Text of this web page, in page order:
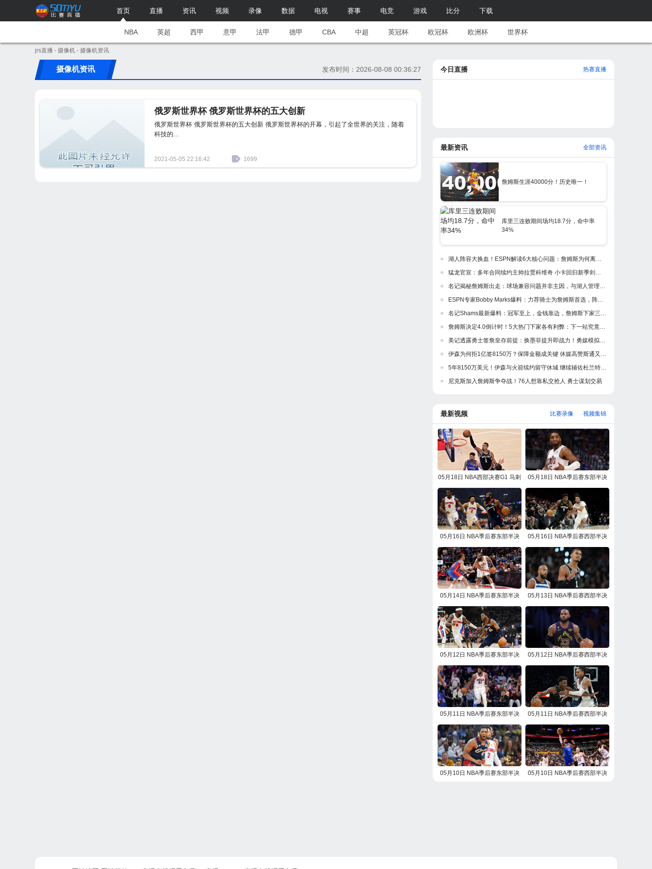
首页 直播 资讯 视频 录像 数据 电视 赛事 电竞 游戏 比分 下载
NBA 英超 西甲 意甲 法甲 德甲 CBA 中超 英冠杯 欧冠杯 欧洲杯 世界杯
jrs直播 - 摄像机 - 摄像机资讯
摄像机资讯 发布时间：2026-08-08 00:36:27
俄罗斯世界杯 俄罗斯世界杯的五大创新
俄罗斯世界杯 俄罗斯世界杯的五大创新 俄罗斯世界杯的开幕，引起了全世界的关注，随着
科技的...
2021-05-05 22:16:42 1699
今日直播 热赛直播
最新资讯 全部资讯
詹姆斯生涯40000分！历史唯一！
库里三连败期间场均18.7分，命中率
34%
湖人阵容大换血！ESPN解读6大核心问题：詹姆斯为何离开紫金军
猛龙官宣：多年合同续约主帅拉贾科维奇 小卡回归新季剑指冲冠
名记揭秘詹姆斯出走：球场兼容问题并非主因，与湖人管理层多年隔阂才是真正导火索
ESPN专家Bobby Marks爆料：力荐骑士为詹姆斯首选，阵容完美适配，家乡情怀加分
名记Shams最新爆料：冠军至上，金钱靠边，詹姆斯下家三强浮出水面
詹姆斯决定4.0倒计时！5大热门下家各有利弊：下一站究竟是何处？
美记透露勇士签詹皇存前提：换墨菲提升即战力！勇媒模拟5换1出3首轮
伊森为何拒1亿签8150万？保障金额成关键 休媒高赞斯通又一妙手
5年8150万美元！伊森与火箭续约留守休城 继续辅佐杜兰特冲冠
尼克斯加入詹姆斯争夺战！76人想靠私交抢人 勇士谋划交易
最新视频 视频集锦
比赛录像
05月18日 NBA西部决赛G1 马刺
05月18日 NBA季后赛东部半决
05月16日 NBA季后赛东部半决
05月16日 NBA季后赛西部半决
放
05月14日 NBA季后赛东部半决
05月13日 NBA季后赛西部半决
放
05月12日 NBA季后赛东部半决
05月12日 NBA季后赛西部半决
05月11日 NBA季后赛东部半决
放
05月11日 NBA季后赛西部半决
放
05月10日 NBA季后赛东部半决
05月10日 NBA季后赛西部半决